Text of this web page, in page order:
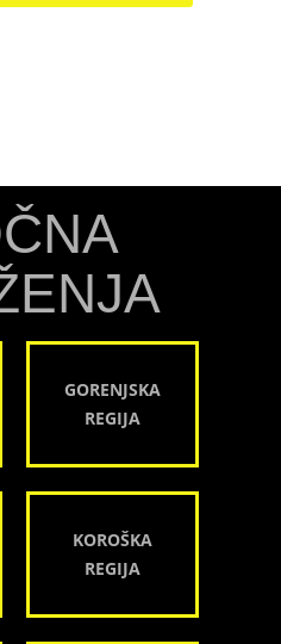
GORENJSKA
REGIJA
KOROŠKA
REGIJA